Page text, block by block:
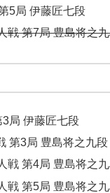
5局 伊藤匠七段
第7局 豊島将之
局 伊藤匠七段
第3局 豊島将之九段
第4局 豊島将之
第5局 豊島将之